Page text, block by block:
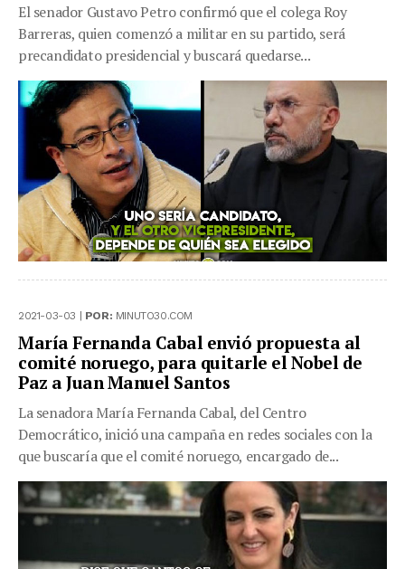
El senador Gustavo Petro confirmó que el colega Roy
Barreras, quien comenzó a militar en su partido, será
precandidato presidencial y buscará quedarse...
2021-03-03 | POR: MINUTO30.COM
María Fernanda Cabal envió propuesta al
comité noruego, para quitarle el Nobel de
Paz a Juan Manuel Santos
La senadora María Fernanda Cabal, del Centro
Democrático, inició una campaña en redes sociales con la
que buscaría que el comité noruego, encargado de...